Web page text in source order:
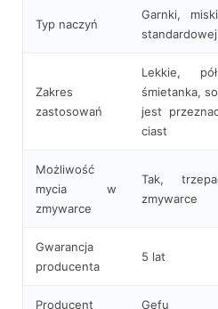
Typ naczyń
Garnki,
Zakres
zastosowań
Lekkie,
śmietanka,
jest
ciast
Możliwość
mycia w
zmywarce
Tak,
zmywarce
Gwarancja
producenta
5 lat
Producent Gefu